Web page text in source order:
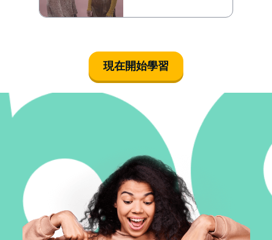
現在開始學習